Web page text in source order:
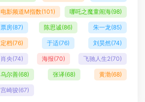
电影频道M指数(101) 哪吒之魔童闹海(98)
票房(87) 陈思诚(86) 朱一龙(85)
定档(76) 于适(76) 刘昊然(74)
肖央(74) 海报(70) 飞驰人生2(70)
乌尔善(68) 张译(68) 黄渤(68)
宫崎骏(67)